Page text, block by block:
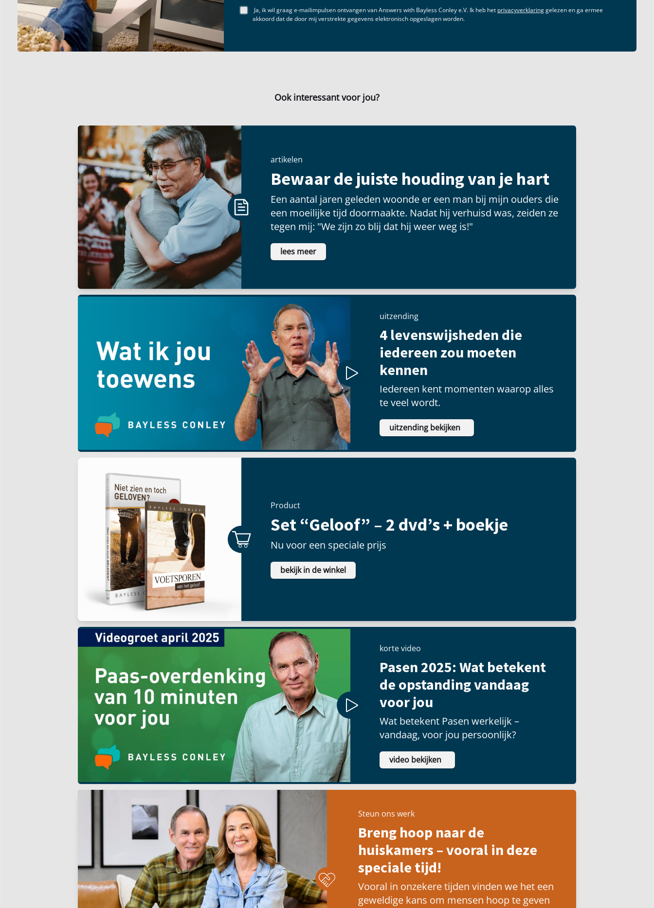
Ja, ik wil graag e-mailimpulsen ontvangen van Answers with Bayless Conley e.V. Ik heb het privacyverklaringgelezen en ga ermee
akkoord dat de door mij verstrekte gegevens elektronisch opgeslagen worden.
Ook interessant voor jou?
artikelen
Bewaar de juiste houding van je hart
Een aantal jaren geleden woonde er een man bij mijn ouders die
een moeilijke tijd doormaakte. Nadat hij verhuisd was, zeiden ze
tegen mij: "We zijn zo blij dat hij weer weg is!"
lees meer
uitzending
4 levenswijsheden die
iedereen zou moeten
kennen
Iedereen kent momenten waarop alles
te veel wordt.
uitzending bekijken
Product
Set “Geloof” – 2 dvd’s + boekje
Nu voor een speciale prijs
bekijk in de winkel
korte video
Pasen 2025: Wat betekent
de opstanding vandaag
voor jou
Wat betekent Pasen werkelijk –
vandaag, voor jou persoonlijk?
video bekijken
Steun ons werk
Breng hoop naar de
huiskamers – vooral in deze
speciale tijd!
Vooral in onzekere tijden vinden we het een
geweldige kans om mensen hoop te geven